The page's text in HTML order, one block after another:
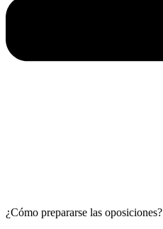
¿Cómo prepararse las oposiciones?